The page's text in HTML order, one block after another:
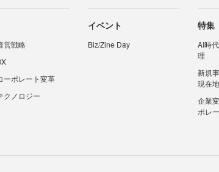
営戦略
ーポレート変革
クノロジー
イベント
Biz/Zine Day
特集
AI時
理
新規
現在地
企業
ポレ